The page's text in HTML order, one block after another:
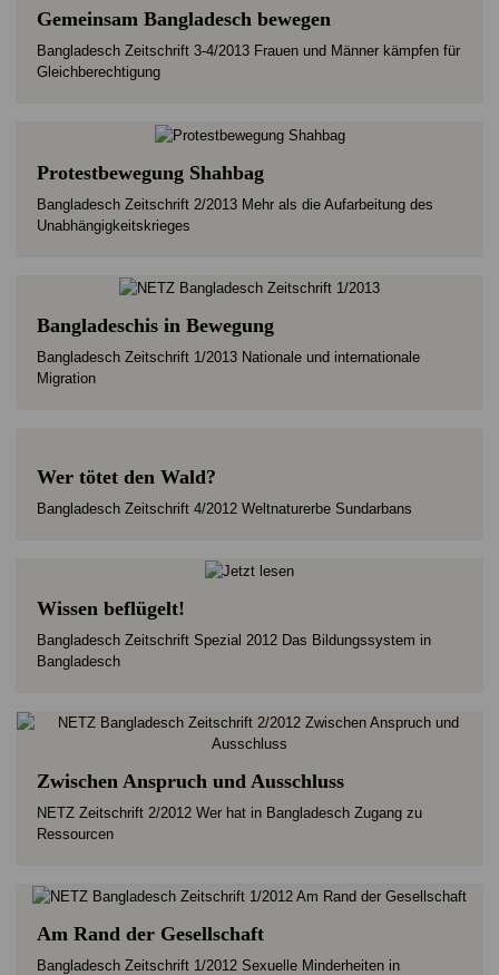
Gemeinsam Bangladesch bewegen
Bangladesch Zeitschrift 3-4/2013 Frauen und Männer kämpfen für
Gleichberechtigung
Protestbewegung Shahbag
Bangladesch Zeitschrift 2/2013 Mehr als die Aufarbeitung des
Unabhängigkeitskrieges
Bangladeschis in Bewegung
Bangladesch Zeitschrift 1/2013 Nationale und internationale
Migration
Wer tötet den Wald?
Bangladesch Zeitschrift 4/2012 Weltnaturerbe Sundarbans
Wissen beflügelt!
Bangladesch Zeitschrift Spezial 2012 Das Bildungssystem in
Bangladesch
Zwischen Anspruch und Ausschluss
NETZ Zeitschrift 2/2012 Wer hat in Bangladesch Zugang zu
Ressourcen
Am Rand der Gesellschaft
Bangladesch Zeitschrift 1/2012 Sexuelle Minderheiten in